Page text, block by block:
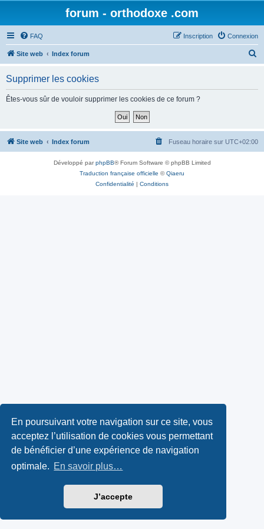
En poursuivant votre navigation sur ce site, vous
acceptez l’utilisation de cookies vous permettant
de bénéficier d’une expérience de navigation
optimale. En savoir plus…
J’accepte
forum - orthodoxe .com
FAQ Connexion
Inscription
Site web Index forum
h
Supprimer les cookies
Êtes-vous sûr de vouloir supprimer les cookies de ce forum ?
Site web Index forum Fuseau horaire sur UTC+02:00
Développé parphpBB® Forum Software © phpBB Limited
Traduction française officielle ©Qiaeru
Confidentialité | Conditions